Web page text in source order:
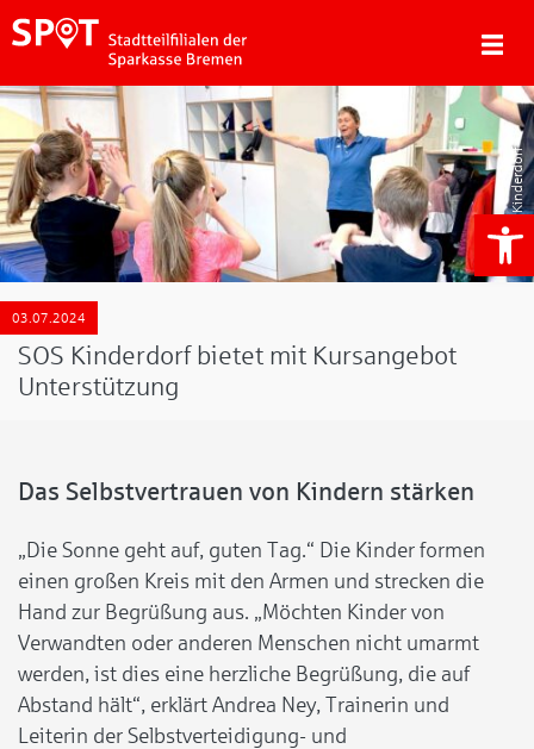
SOS Kinderdorf
03.07.2024
SOS Kinderdorf bietet mit Kursangebot
Unterstützung
Das Selbstvertrauen von Kindern stärken
„Die Sonne geht auf, guten Tag.“ Die Kinder formen
einen großen Kreis mit den Armen und strecken die
Hand zur Begrüßung aus. „Möchten Kinder von
Verwandten oder anderen Menschen nicht umarmt
werden, ist dies eine herzliche Begrüßung, die auf
Abstand hält“, erklärt Andrea Ney, Trainerin und
Leiterin der Selbstverteidigung- und